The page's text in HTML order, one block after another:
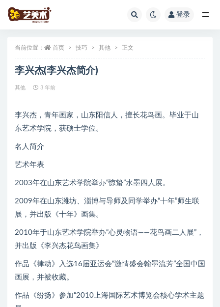
登录
当前位置： 首页 技巧 其他 正文
李兴杰(李兴杰简介)
其他 3 年前
李兴杰，青年画家，山东阳信人，擅长花鸟画。毕业于山
东艺术学院，获硕士学位。
名人简介
艺术年表
2003年在山东艺术学院举办“惊蛰”水墨四人展。
2009年在山东潍坊、淄博与导师及同学举办“十年”师生联
展，并出版《十年》画集。
2010年于山东艺术学院举办“心灵物语——花鸟画二人展”，
并出版《李兴杰花鸟画集》
作品《律动》入选16届亚运会“激情盛会翰墨流芳”全国中国
画展，并被收藏。
作品《纷扬》参加“2010上海国际艺术博览会核心学术主题